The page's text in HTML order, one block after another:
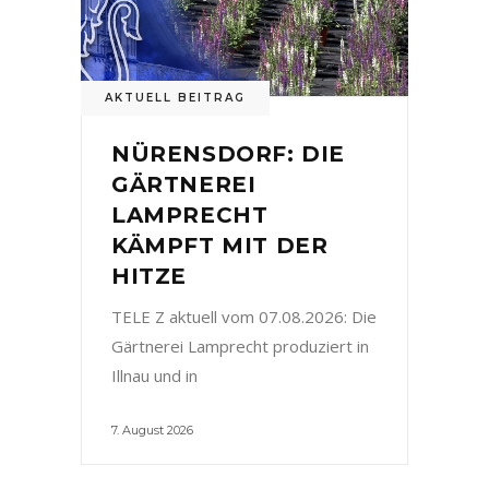
AKTUELL BEITRAG
NÜRENSDORF: DIE
GÄRTNEREI
LAMPRECHT
KÄMPFT MIT DER
HITZE
TELE Z aktuell vom 07.08.2026: Die
Gärtnerei Lamprecht produziert in
Illnau und in
7. August 2026